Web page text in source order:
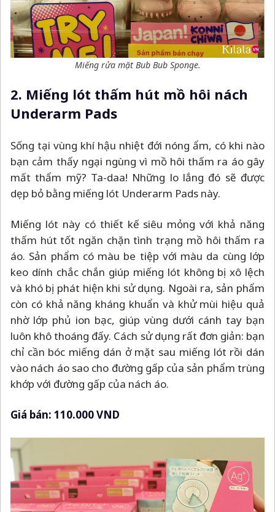
Miếng rửa mặt Bub Bub Sponge.
2. Miếng lót thấm hút mồ hôi nách
Underarm Pads
Sống tại vùng khí hậu nhiệt đới nóng ẩm, có khi nào
bạn cảm thấy ngại ngùng vì mồ hôi thấm ra áo gây
mất thẩm mỹ? Ta-daa! Những lo lắng đó sẽ được
dẹp bỏ bằng miếng lót Underarm Pads này.
Miếng lót này có thiết kế siêu mỏng với khả năng
thấm hút tốt ngăn chặn tình trạng mồ hôi thấm ra
áo. Sản phẩm có màu be tiệp với màu da cùng lớp
keo dính chắc chắn giúp miếng lót không bị xô lệch
và khó bị phát hiện khi sử dụng. Ngoài ra, sản phẩm
còn có khả năng kháng khuẩn và khử mùi hiệu quả
nhờ lớp phủ ion bạc, giúp vùng dưới cánh tay bạn
luôn khô thoáng đấy. Cách sử dụng rất đơn giản: bạn
chỉ cần bóc miếng dán ở mặt sau miếng lót rồi dán
vào nách áo sao cho đường gấp của sản phẩm trùng
khớp với đường gấp của nách áo.
Giá bán: 110.000 VND